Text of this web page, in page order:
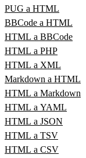
PUG a HTML
BBCode a HTML
HTML a BBCode
HTML a PHP
HTML a XML
Markdown a HTML
HTML a Markdown
HTML a YAML
HTML a JSON
HTML a TSV
HTML a CSV